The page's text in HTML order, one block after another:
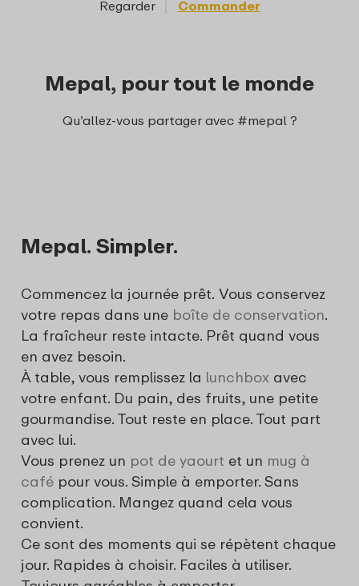
Regarder Commander
Mepal, pour tout le monde
Qu’allez-vous partager avec #mepal ?
Mepal. Simpler.
Commencez la journée prêt. Vous conservez
votre repas dans une boîte de conservation.
La fraîcheur reste intacte. Prêt quand vous
en avez besoin.
À table, vous remplissez la lunchbox avec
votre enfant. Du pain, des fruits, une petite
gourmandise. Tout reste en place. Tout part
avec lui.
Vous prenez un pot de yaourt et un mug à
café pour vous. Simple à emporter. Sans
complication. Mangez quand cela vous
convient.
Ce sont des moments qui se répètent chaque
jour. Rapides à choisir. Faciles à utiliser.